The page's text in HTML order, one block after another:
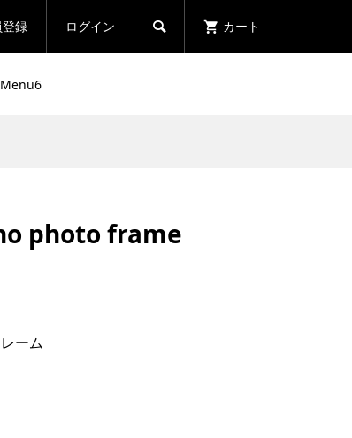
録 ログイン  カート
Menu6
2024.08.14
photo frame
ーム